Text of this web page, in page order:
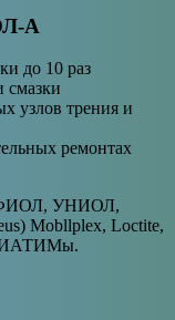
А
до 10 раз
смазки
узлов трения и
ремонтах
ФИОЛ, УНИОЛ,
Mobllplex, Loctite,